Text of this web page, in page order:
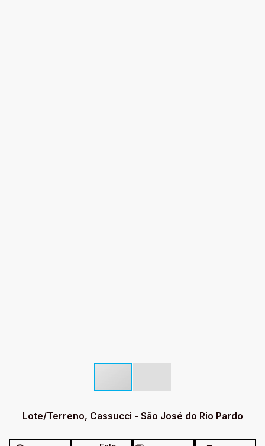
Lote/Terreno, Cassucci - São José do Rio Pardo